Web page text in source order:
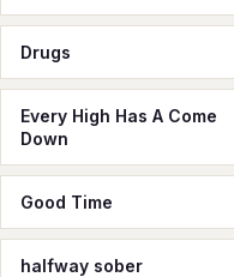
Drugs
Every High Has A Come
Down
Good Time
halfway sober